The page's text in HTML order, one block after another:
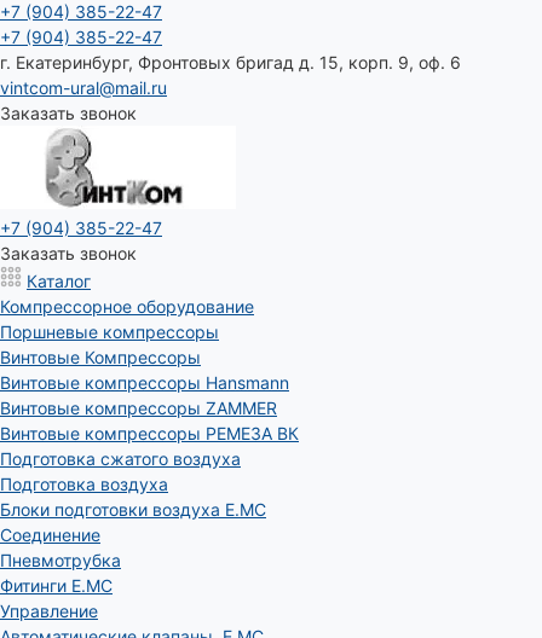
+7 (904) 385-22-47
+7 (904) 385-22-47
г. Екатеринбург, Фронтовых бригад д. 15, корп. 9, оф. 6
vintcom-ural@mail.ru
Заказать звонок
+7 (904) 385-22-47
Заказать звонок
Каталог
Компрессорное оборудование
Поршневые компрессоры
Винтовые Компрессоры
Винтовые компрессоры Hansmann
Винтовые компрессоры ZAMMER
Винтовые компрессоры РЕМЕЗА ВК
Подготовка сжатого воздуха
Подготовка воздуха
Блоки подготовки воздуха E.MC
Соединение
Пневмотрубка
Фитинги E.MC
Управление